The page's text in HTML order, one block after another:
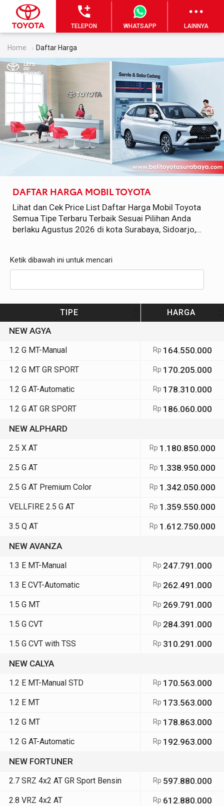
TELEPON WHATSAPP LAINNYA
Home Daftar Harga
DAFTAR HARGA MOBIL TOYOTA
Lihat dan Cek Price List Daftar Harga Mobil Toyota
Semua Tipe Terbaru Terbaik Sesuai Pilihan Anda
berlaku Agustus 2026 di kota Surabaya, Sidoarjo,
Ketik dibawah ini untuk mencari
TIPE HARGA
NEW AGYA
1.2 G MT-Manual Rp 164.550.000
1.2 G MT GR SPORT Rp 170.205.000
1.2 G AT-Automatic Rp 178.310.000
1.2 G AT GR SPORT Rp 186.060.000
NEW ALPHARD
2.5 X AT Rp 1.180.850.000
2.5 G AT Rp 1.338.950.000
2.5 G AT Premium Color Rp 1.342.050.000
VELLFIRE 2.5 G AT Rp 1.359.550.000
3.5 Q AT Rp 1.612.750.000
NEW AVANZA
1.3 E MT-Manual Rp 247.791.000
1.3 E CVT-Automatic Rp 262.491.000
1.5 G MT Rp 269.791.000
1.5 G CVT Rp 284.391.000
1.5 G CVT with TSS Rp 310.291.000
NEW CALYA
1.2 E MT-Manual STD Rp 170.563.000
1.2 E MT Rp 173.563.000
1.2 G MT Rp 178.863.000
1.2 G AT-Automatic Rp 192.963.000
NEW FORTUNER
2.7 SRZ 4x2 AT GR Sport Bensin Rp 597.880.000
2.8 VRZ 4x2 AT Rp 612.880.000